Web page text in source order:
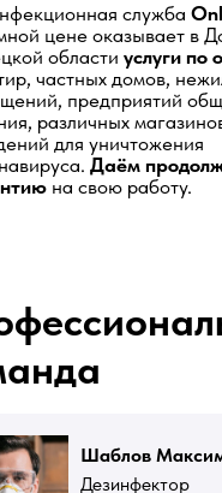
служба
цене оказывает в
области услуги по
частных домов,
предприятий
различных
для уничтожения
Даём
на свою работу.
Шаблов
Дезинфектор